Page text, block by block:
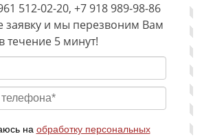
512-02-20, +7 918 989-98-86
заявку и мы перезвоним Вам
в течение 5 минут!
на обработку персональных